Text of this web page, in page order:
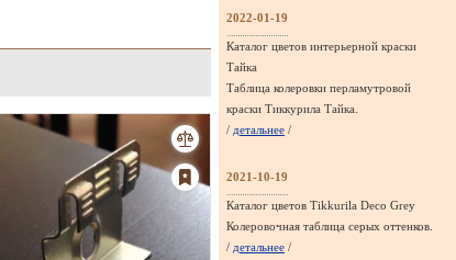
2022-01-19
Каталог цветов интерьерной краски
Тайка
Таблица колеровки перламутровой
краски Тиккурила Тайка.
/ детальнее /
2021-10-19
Каталог цветов Tikkurila Deco Grey
Колеровочная таблица серых оттенков.
/ детальнее /